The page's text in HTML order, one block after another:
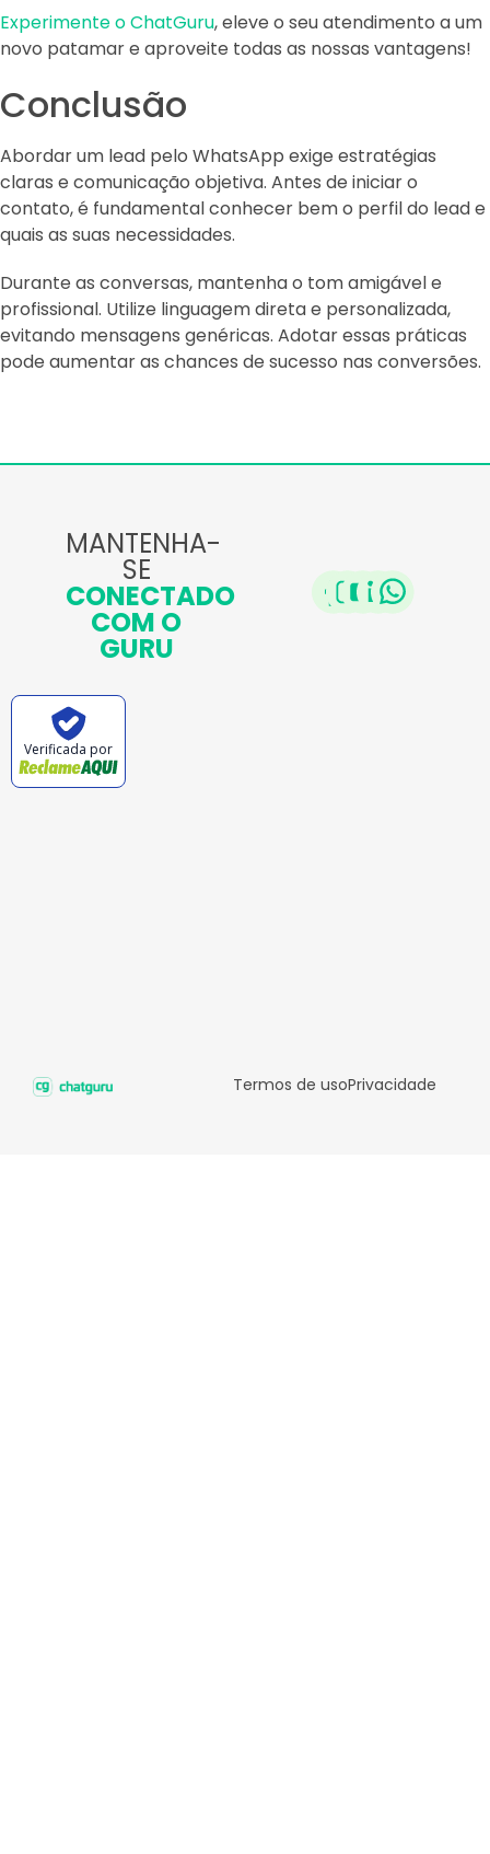
Experimente o ChatGuru, eleve o seu atendimento a um
novo patamar e aproveite todas as nossas vantagens!
Conclusão
Abordar um lead pelo WhatsApp exige estratégias
claras e comunicação objetiva. Antes de iniciar o
contato, é fundamental conhecer bem o perfil do lead e
quais as suas necessidades.
Durante as conversas, mantenha o tom amigável e
profissional. Utilize linguagem direta e personalizada,
evitando mensagens genéricas. Adotar essas práticas
pode aumentar as chances de sucesso nas conversões.
MANTENHA-
SE
CONECTADO
COM O
GURU
Verificada por
Termos de usoPrivacidade